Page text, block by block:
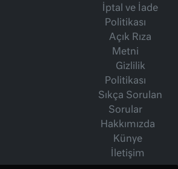
İptal ve İade
Politikası
Açık Rıza
Metni
Gizlilik
Politikası
Sıkça Sorulan
Sorular
Hakkımızda
Künye
İletişim